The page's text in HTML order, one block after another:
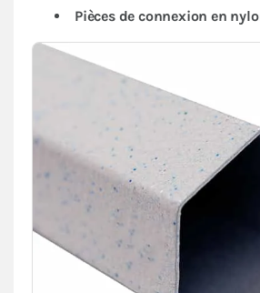
Pièces de connexion en